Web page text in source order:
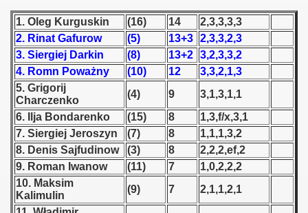
1. Oleg Kurguskin (16) 14
2,3,3,3,3
2. Rinat Gafurow
(5) 13+3 2,3,3,2,3
3. Siergiej Darkin
(8) 13+2 3,2,3,3,2
4. Romn Poważny
(10) 12
3,3,2,1,3
5. Grigorij
Charczenko
(4) 9
3,1,3,1,1
6. Ilja Bondarenko
(15) 8
1,3,f/x,3,1
7. Siergiej Jeroszyn
(7) 8
1,1,1,3,2
8. Denis Sajfudinow
(3) 8
2,2,2,ef,2
9. Roman Iwanow
(11) 7
1,0,2,2,2
10. Maksim
Kalimulin
(9) 7
2,1,1,2,1
Świata (World Speedway Championship)